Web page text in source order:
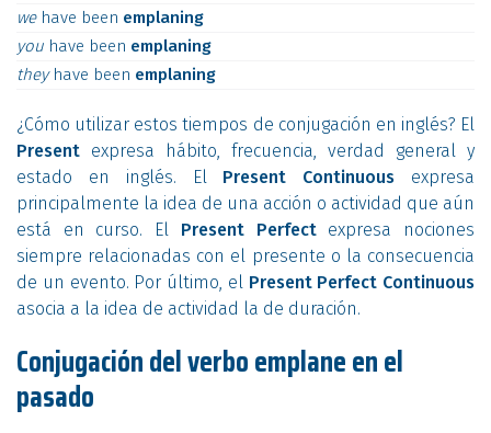
we have been emplaning
you have been emplaning
they have been emplaning
¿Cómo utilizar estos tiempos de conjugación en inglés? El
Present expresa hábito, frecuencia, verdad general y
estado en inglés. El Present Continuous expresa
principalmente la idea de una acción o actividad que aún
está en curso. El Present Perfectexpresa nociones
siempre relacionadas con el presente o la consecuencia
de un evento. Por último, el Present Perfect Continuous
asocia a la idea de actividad la de duración.
Conjugación del verbo emplane en el
pasado